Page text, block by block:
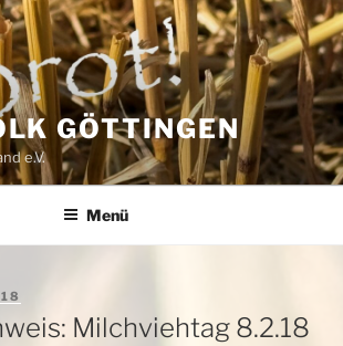
GÖTTINGEN
e.V.
Menü
Milchviehtag 8.2.18